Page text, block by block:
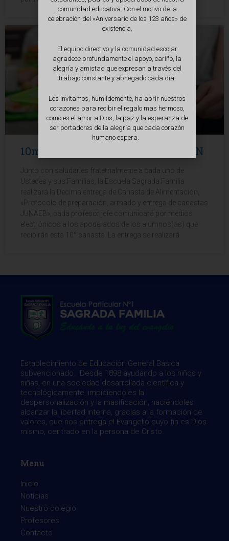
10ma CANASTA DE ALIMENTACIÓN
Junto con saludarles fraternalmente a cada uno de
Ustedes y sus Familias, la Escuela Sagrada Familia
realizará la Decima entrega de Canasta de Alimentación,
«Protocolo de preparación, armado y entrega de canastas
JUNAEB», cada profesor jefe comunicará por medios
electrónicos a los apoderados de los alumnos(as) que
recibirán esta 10° canasta. La entrega se realizará
Establecimiento de Educación General Básica
subvencionado. Desde 1898 ayudando a los niños y
niñas, en una sociedad desarrollada científica y
tecnológicamente, impidiendoles la
despersonalización y la masificación, haciéndoles
alcanzar la libertad interna, gracias a la formación de
valores, que nos entrega el Evangelio cuyo fin es Dios
mismo, centrado en la persona de Cristo.
Menu
Inicio
Noticias
Nuestro colegio
Profesores
Contacto
comunidad educativa. Con el motivo de la
celebración del «Aniversario de los 123 años» de
existencia.
El equipo directivo y la comunidad escolar
agradece profundamente el apoyo, cariño, la
alegría y amistad que expresan a través del
trabajo constante y abnegado cada día.
Les invitamos, humildemente, ha abrir nuestros
corazones para recibir el regalo mas hermoso,
como es el amor a Dios, la paz y la esperanza de
ser portadores de la alegría que cada corazón
humano espera.